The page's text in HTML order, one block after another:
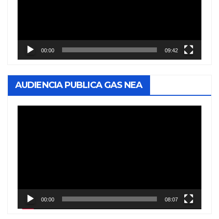
00:00 09:42
AUDIENCIA PUBLICA GAS NEA
00:00 08:07